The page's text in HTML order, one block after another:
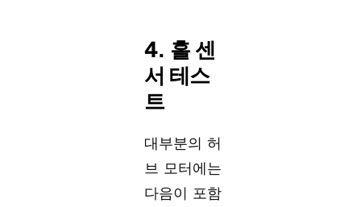
4. 홀 센
서 테스
트
대부분의 허
브 모터에는
다음이 포함